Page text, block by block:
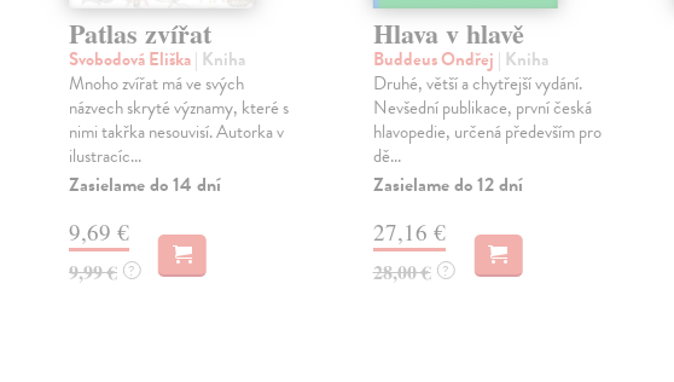
Patlas zvířat
Svobodová Eliška| Kniha
Mnoho zvířat má ve svých
názvech skryté významy, které s
nimi takřka nesouvisí. Autorka v
ilustracíc...
Zasielame do 14 dní
9,69 €
9,99 € ?
Hlava v hlavě
Buddeus Ondřej | Kniha
Druhé, větší a chytřejší vydání.
Nevšední publikace, první česká
hlavopedie, určená především pro
dě...
Zasielame do 12 dní
27,16 €
28,00 € ?